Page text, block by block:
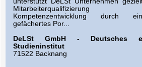
Kompetenzentwicklung durch
gefächertes Por...
DeLSt GmbH - Deutsches
Studieninstitut
71522 Backnang